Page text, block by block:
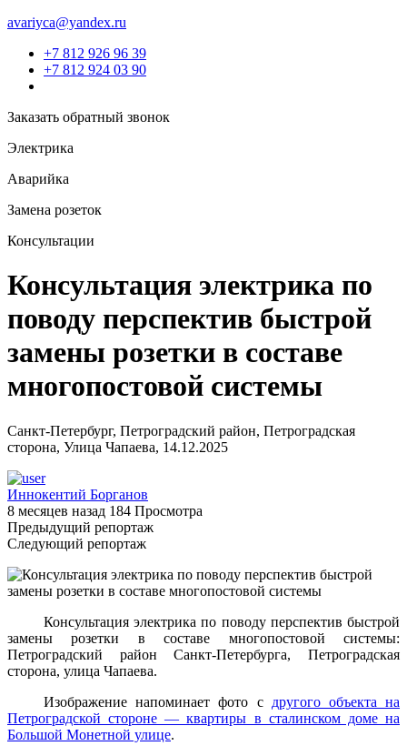
avariyca@yandex.ru
+7 812 926 96 39
+7 812 924 03 90
Заказать обратный звонок
Электрика
Аварийка
Замена розеток
Консультации
Консультация электрика по
поводу перспектив быстрой
замены розетки в составе
многопостовой системы
Санкт-Петербург, Петроградский район, Петроградская
сторона, Улица Чапаева, 14.12.2025
Иннокентий Борганов
8 месяцев назад 184 Просмотра
Предыдущий репортаж
Следующий репортаж
Консультация электрика по поводу перспектив быстрой
замены розетки в составе многопостовой системы:
Петроградский район Санкт-Петербурга, Петроградская
сторона, улица Чапаева.
Изображение напоминает фото с другого объекта на
Петроградской стороне — квартиры в сталинском доме на
Большой Монетной улице.